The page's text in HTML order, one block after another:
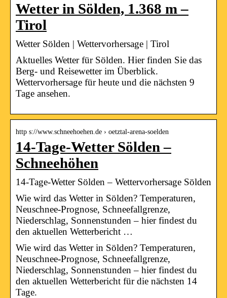
Wetter in Sölden, 1.368 m –
Tirol
Wetter Sölden | Wettervorhersage | Tirol
Aktuelles Wetter für Sölden. Hier finden Sie das
Berg- und Reisewetter im Überblick.
Wettervorhersage für heute und die nächsten 9
Tage ansehen.
http s://www.schneehoehen.de › oetztal-arena-soelden
14-Tage-Wetter Sölden –
Schneehöhen
14-Tage-Wetter Sölden – Wettervorhersage Sölden
Wie wird das Wetter in Sölden? Temperaturen,
Neuschnee-Prognose, Schneefallgrenze,
Niederschlag, Sonnenstunden – hier findest du
den aktuellen Wetterbericht …
Wie wird das Wetter in Sölden? Temperaturen,
Neuschnee-Prognose, Schneefallgrenze,
Niederschlag, Sonnenstunden – hier findest du
den aktuellen Wetterbericht für die nächsten 14
Tage.